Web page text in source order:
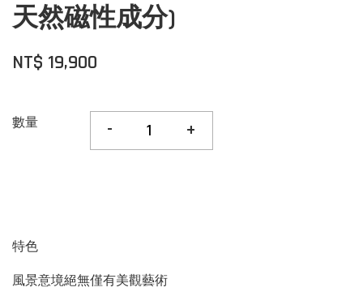
天然磁性成分)
NT$ 19,900
數量 - +
特色
風景意境絕無僅有美觀藝術